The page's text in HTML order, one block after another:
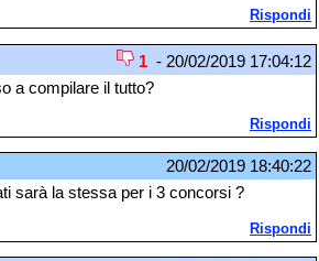
Rispondi
1 - 20/02/2019 17:04:12
a compilare il tutto?
Rispondi
20/02/2019 18:40:22
sarà la stessa per i 3 concorsi ?
Rispondi